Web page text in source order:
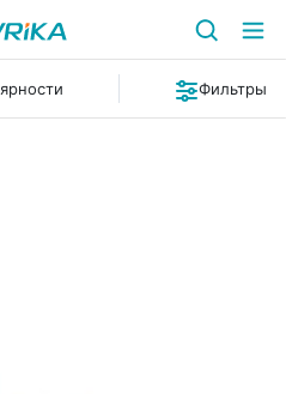
Фильтры